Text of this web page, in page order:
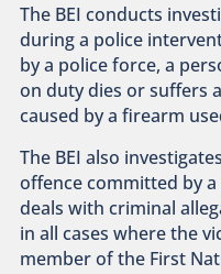
The BEI conducts
during a police
by a police force, a
on duty dies or suffers
caused by a firearm
The BEI also
offence committed by
deals with criminal
in all cases where the
member of the First